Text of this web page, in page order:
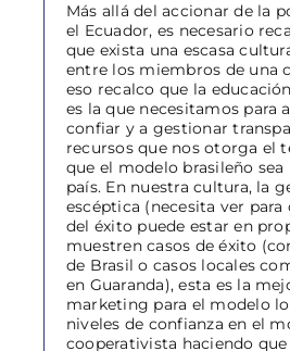
Más allá del accionar de la
el Ecuador, es necesario
que exista una escasa
entre los miembros de una
eso recalco que la
es la que necesitamos para
confiar y a gestionar
recursos que nos otorga el
que el modelo brasileño sea
país. En nuestra cultura, la
escéptica (necesita ver para
del éxito puede estar en
muestren casos de éxito
de Brasil o casos locales
en Guaranda), esta es la
marketing para el modelo
niveles de confianza en el
cooperativista haciendo